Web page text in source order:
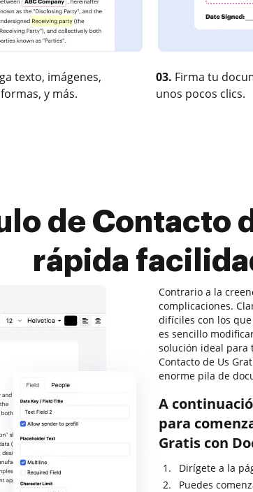
texto, imágenes,
y más.
03. Firma tu
unos pocos clics.
de Contacto
rápida
Contrario a la
complicaciones.
difíciles con los
es sencillo
solución ideal para
Contacto de Us
enorme pila de
A
para
Gratis con
Dirígete a la
Puedes